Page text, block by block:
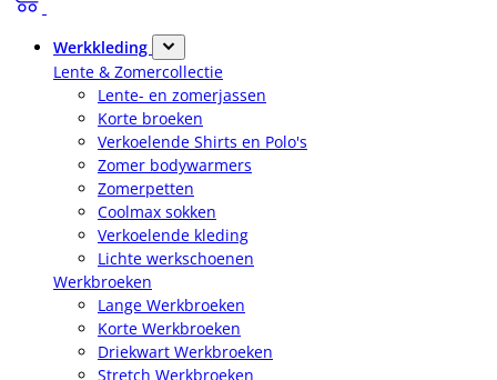
Werkkleding
Lente & Zomercollectie
Lente- en zomerjassen
Korte broeken
Verkoelende Shirts en Polo's
Zomer bodywarmers
Zomerpetten
Coolmax sokken
Verkoelende kleding
Lichte werkschoenen
Werkbroeken
Lange Werkbroeken
Korte Werkbroeken
Driekwart Werkbroeken
Stretch Werkbroeken